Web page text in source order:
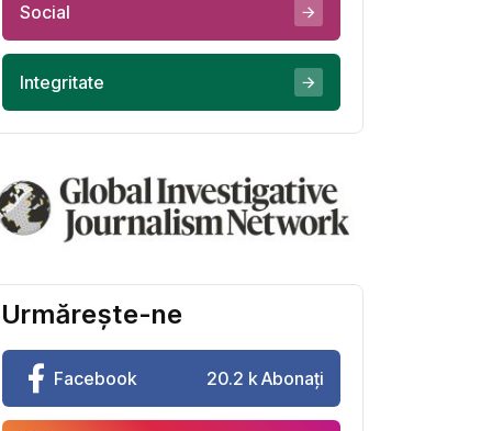
Social
Integritate
Urmărește-ne
Facebook 20.2 k Abonați